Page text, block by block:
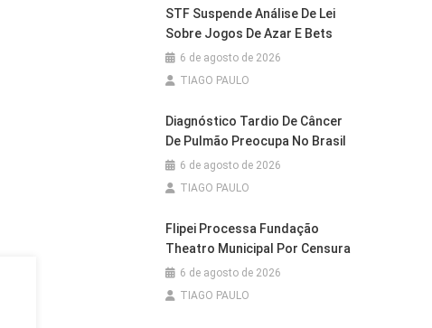
STF Suspende Análise De Lei
Sobre Jogos De Azar E Bets
6 de agosto de 2026
TIAGO PAULO
Diagnóstico Tardio De Câncer
De Pulmão Preocupa No Brasil
6 de agosto de 2026
TIAGO PAULO
Flipei Processa Fundação
Theatro Municipal Por Censura
6 de agosto de 2026
TIAGO PAULO